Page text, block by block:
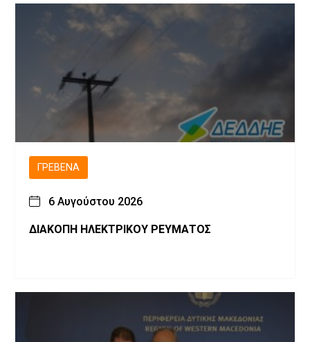
ΓΡΕΒΕΝΆ
6 Αυγούστου 2026
ΔΙΑΚΟΠΗ ΗΛΕΚΤΡΙΚΟΥ ΡΕΥΜΑΤΟΣ